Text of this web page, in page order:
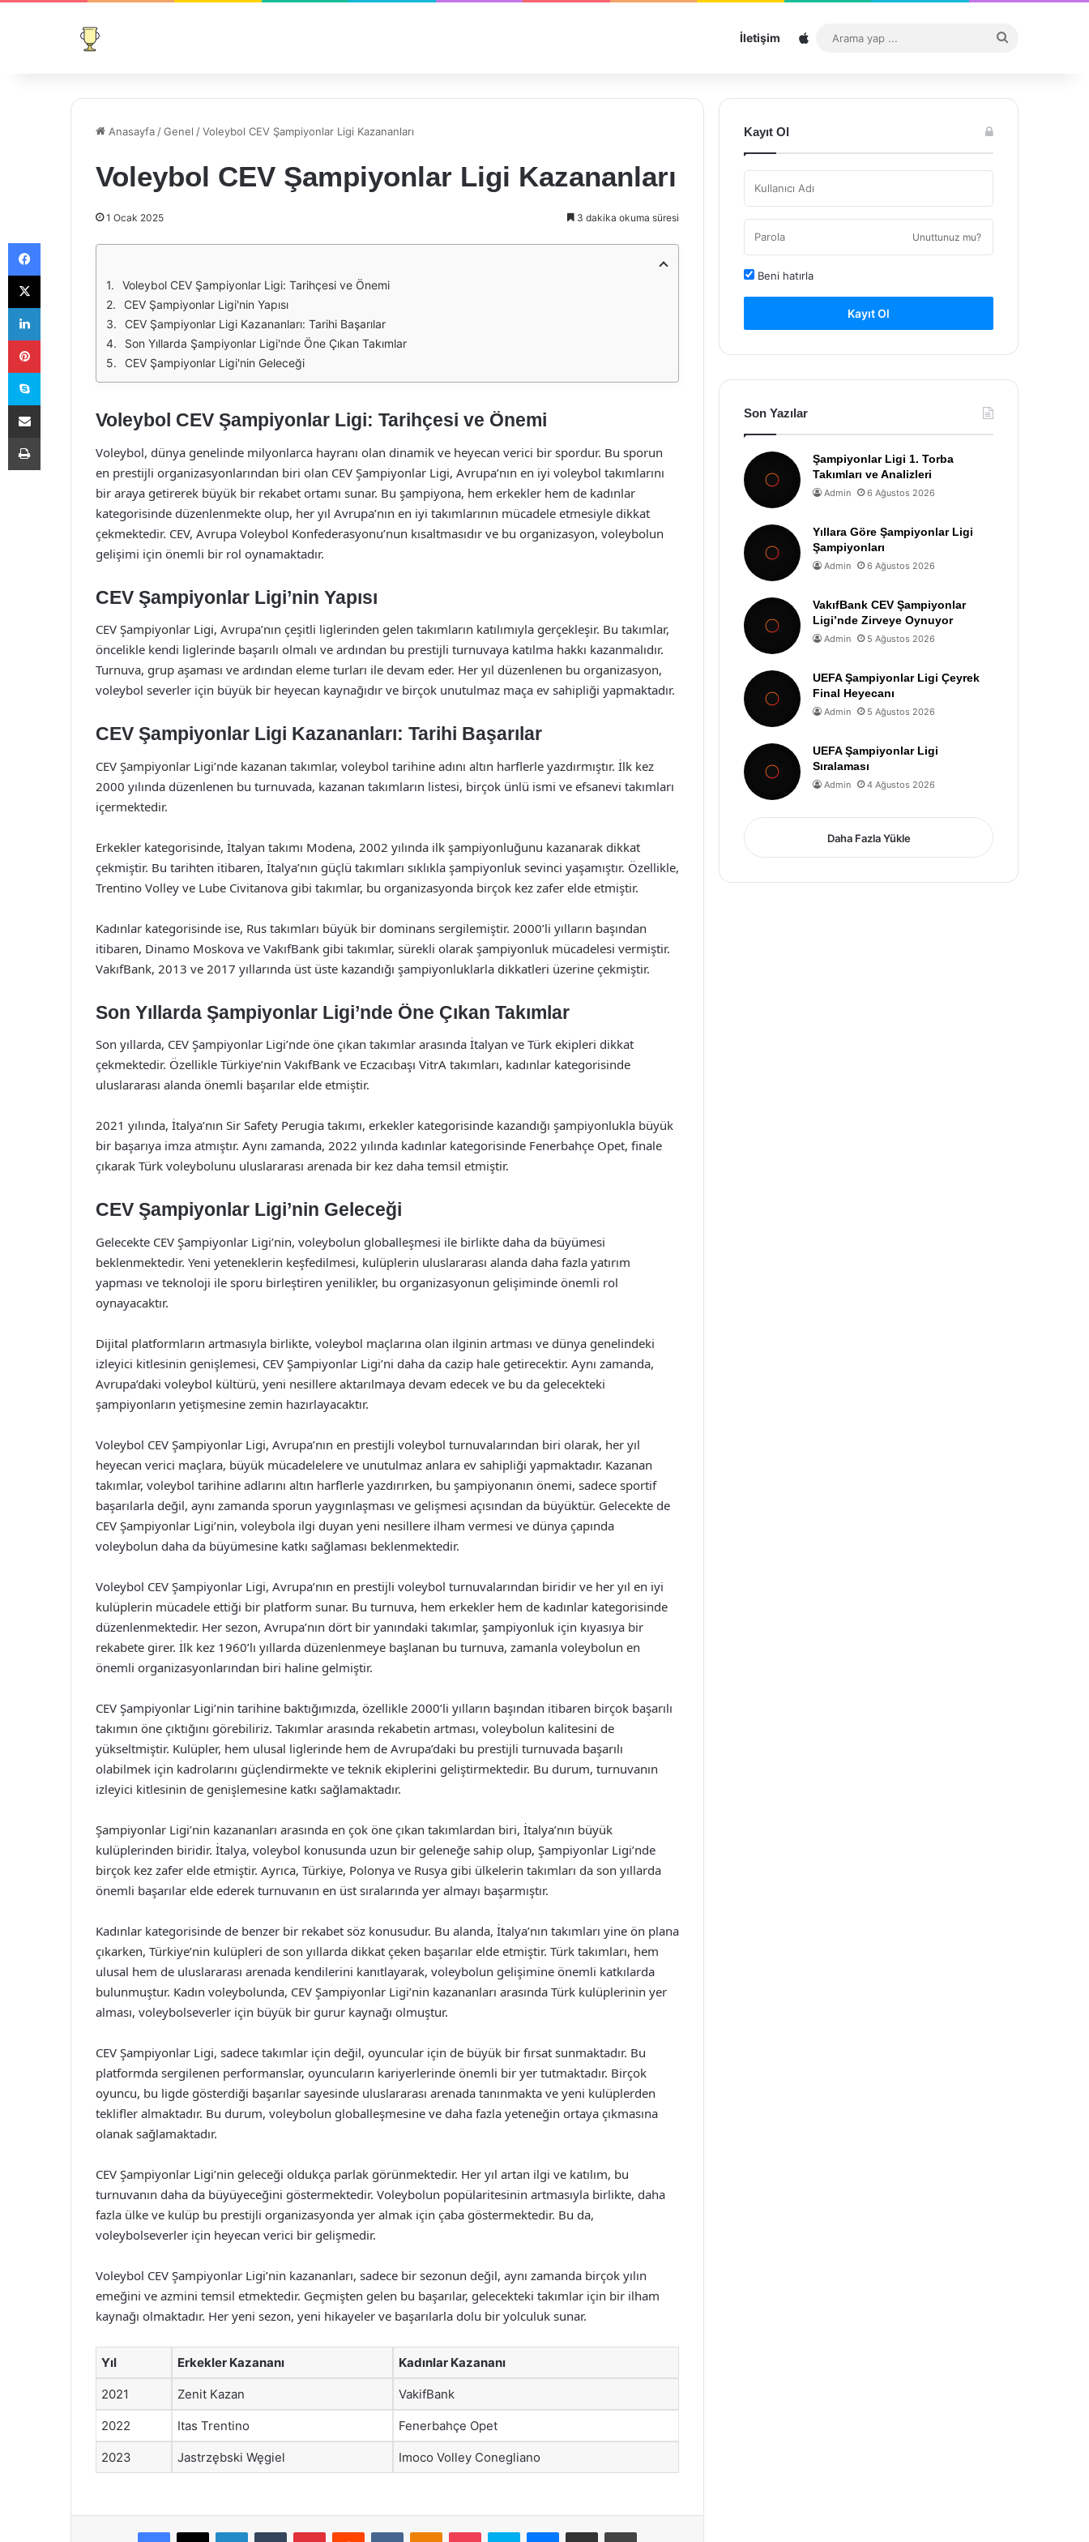
İletişim Sitemap
...
Anasayfa /Genel /Voleybol CEV Şampiyonlar Ligi Kazananları
Voleybol CEV Şampiyonlar Ligi Kazananları
1 Ocak 2025 3 dakika okuma süresi
Voleybol CEV Şampiyonlar Ligi: Tarihçesi ve Önemi
CEV Şampiyonlar Ligi'nin Yapısı
CEV Şampiyonlar Ligi Kazananları: Tarihi Başarılar
Son Yıllarda Şampiyonlar Ligi'nde Öne Çıkan Takımlar
CEV Şampiyonlar Ligi'nin Geleceği
Voleybol CEV Şampiyonlar Ligi: Tarihçesi ve Önemi
Voleybol, dünya genelinde milyonlarca hayranı olan dinamik ve heyecan verici bir spordur. Bu sporun
en prestijli organizasyonlarından biri olan CEV Şampiyonlar Ligi, Avrupa’nın en iyi voleybol takımlarını
bir araya getirerek büyük bir rekabet ortamı sunar. Bu şampiyona, hem erkekler hem de kadınlar
kategorisinde düzenlenmekte olup, her yıl Avrupa’nın en iyi takımlarının mücadele etmesiyle dikkat
çekmektedir. CEV, Avrupa Voleybol Konfederasyonu’nun kısaltmasıdır ve bu organizasyon, voleybolun
gelişimi için önemli bir rol oynamaktadır.
CEV Şampiyonlar Ligi’nin Yapısı
CEV Şampiyonlar Ligi, Avrupa’nın çeşitli liglerinden gelen takımların katılımıyla gerçekleşir. Bu takımlar,
öncelikle kendi liglerinde başarılı olmalı ve ardından bu prestijli turnuvaya katılma hakkı kazanmalıdır.
Turnuva, grup aşaması ve ardından eleme turları ile devam eder. Her yıl düzenlenen bu organizasyon,
voleybol severler için büyük bir heyecan kaynağıdır ve birçok unutulmaz maça ev sahipliği yapmaktadır.
CEV Şampiyonlar Ligi Kazananları: Tarihi Başarılar
CEV Şampiyonlar Ligi’nde kazanan takımlar, voleybol tarihine adını altın harflerle yazdırmıştır. İlk kez
2000 yılında düzenlenen bu turnuvada, kazanan takımların listesi, birçok ünlü ismi ve efsanevi takımları
içermektedir.
Erkekler kategorisinde, İtalyan takımı Modena, 2002 yılında ilk şampiyonluğunu kazanarak dikkat
çekmiştir. Bu tarihten itibaren, İtalya’nın güçlü takımları sıklıkla şampiyonluk sevinci yaşamıştır. Özellikle,
Trentino Volley ve Lube Civitanova gibi takımlar, bu organizasyonda birçok kez zafer elde etmiştir.
Kadınlar kategorisinde ise, Rus takımları büyük bir dominans sergilemiştir. 2000’li yılların başından
itibaren, Dinamo Moskova ve VakıfBank gibi takımlar, sürekli olarak şampiyonluk mücadelesi vermiştir.
VakıfBank, 2013 ve 2017 yıllarında üst üste kazandığı şampiyonluklarla dikkatleri üzerine çekmiştir.
Son Yıllarda Şampiyonlar Ligi’nde Öne Çıkan Takımlar
Son yıllarda, CEV Şampiyonlar Ligi’nde öne çıkan takımlar arasında İtalyan ve Türk ekipleri dikkat
çekmektedir. Özellikle Türkiye’nin VakıfBank ve Eczacıbaşı VitrA takımları, kadınlar kategorisinde
uluslararası alanda önemli başarılar elde etmiştir.
2021 yılında, İtalya’nın Sir Safety Perugia takımı, erkekler kategorisinde kazandığı şampiyonlukla büyük
bir başarıya imza atmıştır. Aynı zamanda, 2022 yılında kadınlar kategorisinde Fenerbahçe Opet, finale
çıkarak Türk voleybolunu uluslararası arenada bir kez daha temsil etmiştir.
CEV Şampiyonlar Ligi’nin Geleceği
Gelecekte CEV Şampiyonlar Ligi’nin, voleybolun globalleşmesi ile birlikte daha da büyümesi
beklenmektedir. Yeni yeteneklerin keşfedilmesi, kulüplerin uluslararası alanda daha fazla yatırım
yapması ve teknoloji ile sporu birleştiren yenilikler, bu organizasyonun gelişiminde önemli rol
oynayacaktır.
Dijital platformların artmasıyla birlikte, voleybol maçlarına olan ilginin artması ve dünya genelindeki
izleyici kitlesinin genişlemesi, CEV Şampiyonlar Ligi’ni daha da cazip hale getirecektir. Aynı zamanda,
Avrupa’daki voleybol kültürü, yeni nesillere aktarılmaya devam edecek ve bu da gelecekteki
şampiyonların yetişmesine zemin hazırlayacaktır.
Voleybol CEV Şampiyonlar Ligi, Avrupa’nın en prestijli voleybol turnuvalarından biri olarak, her yıl
heyecan verici maçlara, büyük mücadelelere ve unutulmaz anlara ev sahipliği yapmaktadır. Kazanan
takımlar, voleybol tarihine adlarını altın harflerle yazdırırken, bu şampiyonanın önemi, sadece sportif
başarılarla değil, aynı zamanda sporun yaygınlaşması ve gelişmesi açısından da büyüktür. Gelecekte de
CEV Şampiyonlar Ligi’nin, voleybola ilgi duyan yeni nesillere ilham vermesi ve dünya çapında
voleybolun daha da büyümesine katkı sağlaması beklenmektedir.
Voleybol CEV Şampiyonlar Ligi, Avrupa’nın en prestijli voleybol turnuvalarından biridir ve her yıl en iyi
kulüplerin mücadele ettiği bir platform sunar. Bu turnuva, hem erkekler hem de kadınlar kategorisinde
düzenlenmektedir. Her sezon, Avrupa’nın dört bir yanındaki takımlar, şampiyonluk için kıyasıya bir
rekabete girer. İlk kez 1960’lı yıllarda düzenlenmeye başlanan bu turnuva, zamanla voleybolun en
önemli organizasyonlarından biri haline gelmiştir.
CEV Şampiyonlar Ligi’nin tarihine baktığımızda, özellikle 2000’li yılların başından itibaren birçok başarılı
takımın öne çıktığını görebiliriz. Takımlar arasında rekabetin artması, voleybolun kalitesini de
yükseltmiştir. Kulüpler, hem ulusal liglerinde hem de Avrupa’daki bu prestijli turnuvada başarılı
olabilmek için kadrolarını güçlendirmekte ve teknik ekiplerini geliştirmektedir. Bu durum, turnuvanın
izleyici kitlesinin de genişlemesine katkı sağlamaktadır.
Şampiyonlar Ligi’nin kazananları arasında en çok öne çıkan takımlardan biri, İtalya’nın büyük
kulüplerinden biridir. İtalya, voleybol konusunda uzun bir geleneğe sahip olup, Şampiyonlar Ligi’nde
birçok kez zafer elde etmiştir. Ayrıca, Türkiye, Polonya ve Rusya gibi ülkelerin takımları da son yıllarda
önemli başarılar elde ederek turnuvanın en üst sıralarında yer almayı başarmıştır.
Kadınlar kategorisinde de benzer bir rekabet söz konusudur. Bu alanda, İtalya’nın takımları yine ön plana
çıkarken, Türkiye’nin kulüpleri de son yıllarda dikkat çeken başarılar elde etmiştir. Türk takımları, hem
ulusal hem de uluslararası arenada kendilerini kanıtlayarak, voleybolun gelişimine önemli katkılarda
bulunmuştur. Kadın voleybolunda, CEV Şampiyonlar Ligi’nin kazananları arasında Türk kulüplerinin yer
alması, voleybolseverler için büyük bir gurur kaynağı olmuştur.
CEV Şampiyonlar Ligi, sadece takımlar için değil, oyuncular için de büyük bir fırsat sunmaktadır. Bu
platformda sergilenen performanslar, oyuncuların kariyerlerinde önemli bir yer tutmaktadır. Birçok
oyuncu, bu ligde gösterdiği başarılar sayesinde uluslararası arenada tanınmakta ve yeni kulüplerden
teklifler almaktadır. Bu durum, voleybolun globalleşmesine ve daha fazla yeteneğin ortaya çıkmasına
olanak sağlamaktadır.
CEV Şampiyonlar Ligi’nin geleceği oldukça parlak görünmektedir. Her yıl artan ilgi ve katılım, bu
turnuvanın daha da büyüyeceğini göstermektedir. Voleybolun popülaritesinin artmasıyla birlikte, daha
fazla ülke ve kulüp bu prestijli organizasyonda yer almak için çaba göstermektedir. Bu da,
voleybolseverler için heyecan verici bir gelişmedir.
Voleybol CEV Şampiyonlar Ligi’nin kazananları, sadece bir sezonun değil, aynı zamanda birçok yılın
emeğini ve azmini temsil etmektedir. Geçmişten gelen bu başarılar, gelecekteki takımlar için bir ilham
kaynağı olmaktadır. Her yeni sezon, yeni hikayeler ve başarılarla dolu bir yolculuk sunar.
Yıl Erkekler Kazananı Kadınlar Kazananı
2021 Zenit Kazan VakifBank
2022 Itas Trentino Fenerbahçe Opet
2023 Jastrzębski Węgiel Imoco Volley Conegliano
Facebook
X LinkedInTumblr PinterestReddit VKontakteOdnoklassniki
Pocket Skype Messenger
E-Posta ile paylaş Yazdır
Kayıt Ol
Unuttunuz mu?
Beni hatırla
Kayıt Ol
Son Yazılar
Şampiyonlar Ligi 1. Torba
Takımları ve Analizleri
Admin 6 Ağustos 2026
Yıllara Göre Şampiyonlar Ligi
Şampiyonları
Admin 6 Ağustos 2026
VakıfBank CEV Şampiyonlar
Ligi’nde Zirveye Oynuyor
Admin 5 Ağustos 2026
UEFA Şampiyonlar Ligi Çeyrek
Final Heyecanı
Admin 5 Ağustos 2026
UEFA Şampiyonlar Ligi
Sıralaması
Admin 4 Ağustos 2026
Daha Fazla Yükle
Facebook
X
LinkedIn
Pinterest
Skype
E-Posta ile paylaş